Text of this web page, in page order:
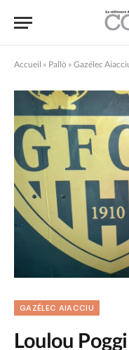
Accueil » Pallò » Gazélec
GAZÉLEC AIACCIU
Loulou